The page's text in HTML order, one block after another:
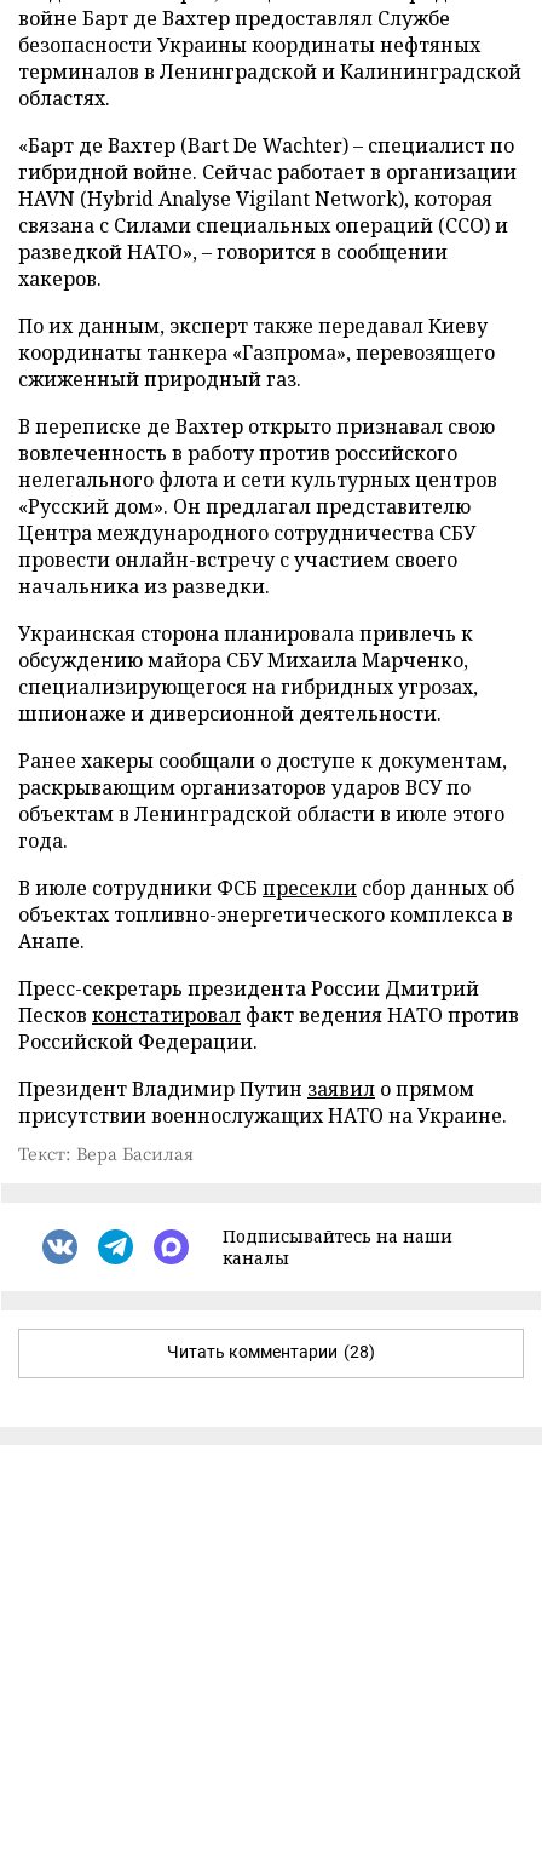
войне Барт де Вахтер предоставлял Службе
безопасности Украины координаты нефтяных
терминалов в Ленинградской и Калининградской
областях.
«Барт де Вахтер (Bart De Wachter) – специалист по
гибридной войне. Сейчас работает в организации
HAVN (Hybrid Analyse Vigilant Network), которая
связана с Силами специальных операций (ССО) и
разведкой НАТО», – говорится в сообщении
хакеров.
По их данным, эксперт также передавал Киеву
координаты танкера «Газпрома», перевозящего
сжиженный природный газ.
В переписке де Вахтер открыто признавал свою
вовлеченность в работу против российского
нелегального флота и сети культурных центров
«Русский дом». Он предлагал представителю
Центра международного сотрудничества СБУ
провести онлайн-встречу с участием своего
начальника из разведки.
Украинская сторона планировала привлечь к
обсуждению майора СБУ Михаила Марченко,
специализирующегося на гибридных угрозах,
шпионаже и диверсионной деятельности.
Ранее хакеры сообщали о доступе к документам,
раскрывающим организаторов ударов ВСУ по
объектам в Ленинградской области в июле этого
года.
В июле сотрудники ФСБ пресекли сбор данных об
объектах топливно-энергетического комплекса в
Анапе.
Пресс-секретарь президента России Дмитрий
Песков констатировал факт ведения НАТО против
Российской Федерации.
Президент Владимир Путин заявил о прямом
присутствии военнослужащих НАТО на Украине.
Текст: Вера Басилая
Подписывайтесь на наши
каналы
Читать комментарии (28)